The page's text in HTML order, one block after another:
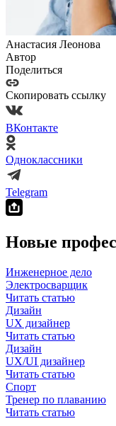
Анастасия Леонова
Автор
Поделиться
Скопировать ссылку
ВКонтакте
Одноклассники
Telegram
Новые
Инженерное дело
Электросварщик
Читать статью
Дизайн
UX дизайнер
Читать статью
Дизайн
UX/UI дизайнер
Читать статью
Спорт
Тренер по плаванию
Читать статью